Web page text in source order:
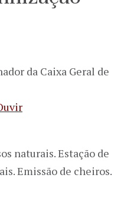
da Caixa Geral de
naturais. Estação de
Emissão de cheiros.